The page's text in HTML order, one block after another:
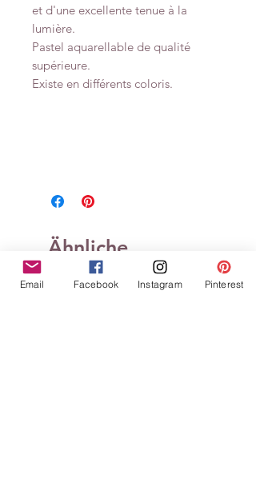
et d'une excellente tenue à la
lumière.
Pastel aquarellable de qualité
supérieure.
Existe en différents coloris.
Ähnliche
Produkte
Email Facebook Instagram Pinterest